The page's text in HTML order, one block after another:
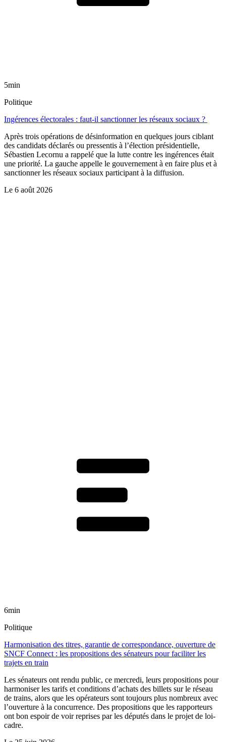
5min
Politique
Ingérences électorales : faut-il sanctionner les réseaux sociaux ?
Après trois opérations de désinformation en quelques jours ciblant
des candidats déclarés ou pressentis à l’élection présidentielle,
Sébastien Lecornu a rappelé que la lutte contre les ingérences était
une priorité. La gauche appelle le gouvernement à en faire plus et à
sanctionner les réseaux sociaux participant à la diffusion.
Le 6 août 2026
6min
Politique
Harmonisation des titres, garantie de correspondance, ouverture de
SNCF Connect : les propositions des sénateurs pour faciliter les
trajets en train
Les sénateurs ont rendu public, ce mercredi, leurs propositions pour
harmoniser les tarifs et conditions d’achats des billets sur le réseau
de trains, alors que les opérateurs sont toujours plus nombreux avec
l’ouverture à la concurrence. Des propositions que les rapporteurs
ont bon espoir de voir reprises par les députés dans le projet de loi-
cadre.